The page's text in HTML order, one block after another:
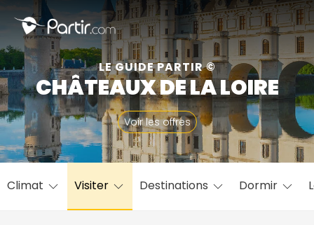
LE GUIDE PARTIR ©
CHÂTEAUX DE LA LOIRE
Voir les offres
Climat Visiter Destinations Dormir
Fermer
📍 Destinations populaires
☀️ Où partir par mois
Février Mars